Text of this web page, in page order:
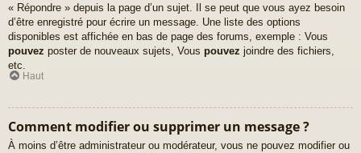
« Répondre » depuis la page d’un sujet. Il se peut que vous ayez besoin
d’être enregistré pour écrire un message. Une liste des options
disponibles est affichée en bas de page des forums, exemple : Vous
pouvez poster de nouveaux sujets, Vous pouvez joindre des fichiers,
etc.
Haut
Comment modifier ou supprimer un message ?
À moins d’être administrateur ou modérateur, vous ne pouvez modifier ou